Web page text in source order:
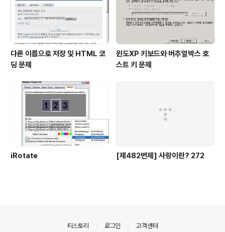
다른 이름으로 저장 및 HTML 코
딩 문제
윈도XP 키보드와 버추얼박스 호
스트 키 문제
iRotate [제482번제] 사랑이란? 272
티스토리 로그인 고객센터